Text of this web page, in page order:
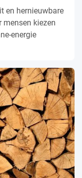
en hernieuwbare
mensen kiezen
energie